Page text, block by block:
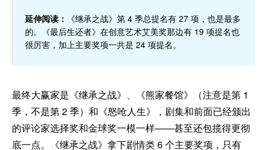
延伸阅读：
《继承之战》第 4 季总提名有 27 项，也是最多
的。《最后生还者》在创意艺术艾美奖那边有 19 项提名也
很厉害，加上主要奖项一共是 24 项提名。
最终大赢家是《继承之战》、《熊家餐馆》（注意是第 1
季，不是第 2 季）和《怒呛人生》，剧集和前面已经颁出
的评论家选择奖和金球奖一模一样——甚至还包揽得更彻
底一点。《继承之战》拿下剧情类 6 个主要奖项，只有